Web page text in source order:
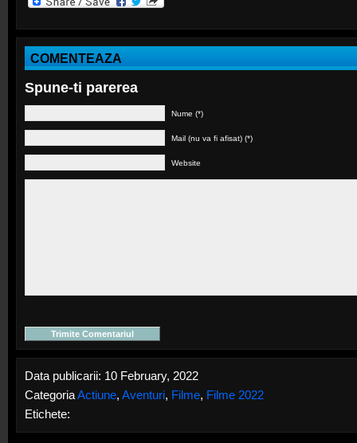
COMENTEAZA
Spune-ti parerea
Nume (*)
Mail (nu va fi afisat) (*)
Website
Data publicarii: 10 February, 2022
CategoriaActiune, Aventuri, Filme, Filme 2022
Etichete: